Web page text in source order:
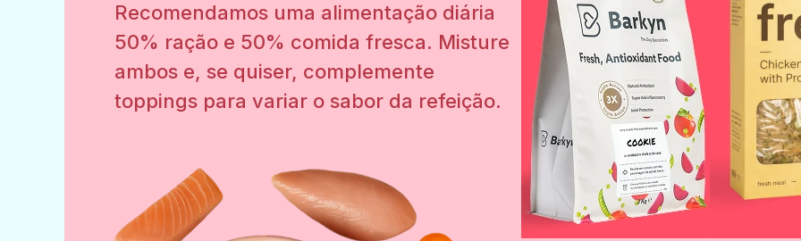
Recomendamos uma alimentação diária
50% ração e 50% comida fresca. Misture
ambos e, se quiser, complemente
toppings para variar o sabor da refeição.